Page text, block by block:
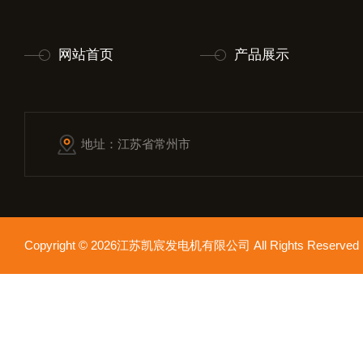
网站首页 产品展示
地址：江苏省常州市
Copyright © 2026江苏凯宸发电机有限公司 All Rights